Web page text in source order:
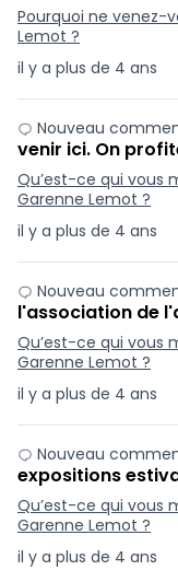
il y a plus de 4 ans
Pourquoi ne venez-
Lemot ?
il y a plus de 4 ans
Nouveau
venir ici. On
Qu’est-ce qui vous
Garenne Lemot ?
il y a plus de 4 ans
Nouveau
l'association de
Qu’est-ce qui vous
Garenne Lemot ?
il y a plus de 4 ans
Nouveau
expositions
Qu’est-ce qui vous
Garenne Lemot ?